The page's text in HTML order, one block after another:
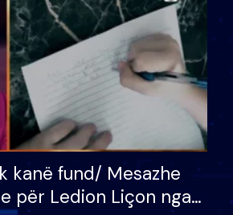
kanë fund/ Mesazhe
për Ledion Liçon nga